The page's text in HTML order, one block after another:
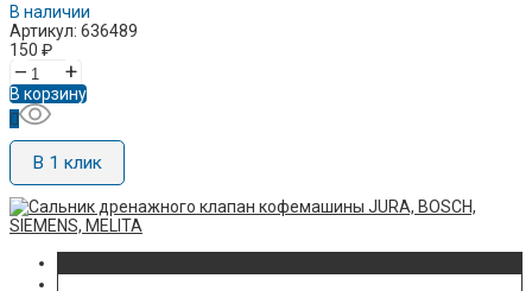
В наличии
Артикул: 636489
150 ₽
– +
В корзину
В 1 клик